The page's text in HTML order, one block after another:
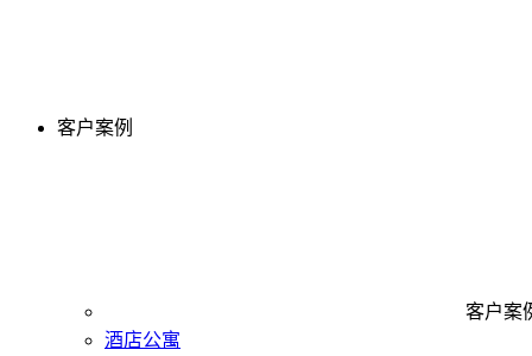
客户案例
客户案
酒店公寓